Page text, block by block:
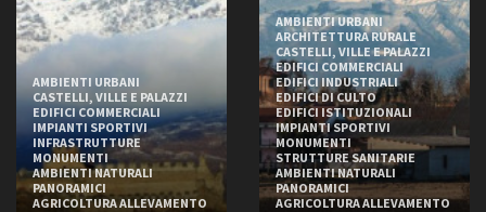
AMBIENTI URBANI
CASTELLI, VILLE E PALAZZI
EDIFICI COMMERCIALI
IMPIANTI SPORTIVI
INFRASTRUTTURE
MONUMENTI
AMBIENTI NATURALI
PANORAMICI
AGRICOLTURA ALLEVAMENTO
AMBIENTI URBANI
ARCHITETTURA RURALE
CASTELLI, VILLE E PALAZZI
EDIFICI COMMERCIALI
EDIFICI INDUSTRIALI
EDIFICI DI CULTO
EDIFICI ISTITUZIONALI
IMPIANTI SPORTIVI
MONUMENTI
STRUTTURE SANITARIE
AMBIENTI NATURALI
PANORAMICI
AGRICOLTURA ALLEVAMENTO